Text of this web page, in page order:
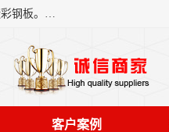
上海轩本实业有限公司主营产品：宝钢彩钢板、宝钢彩钢卷、宝钢彩涂板、宝钢彩涂卷、宝钢高耐候彩钢板，宝钢氟碳彩钢板。是一家集钢铁贸易，物流、加工为一体的产业全配套公司。
客户案例